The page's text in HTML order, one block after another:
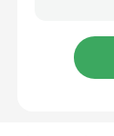
Sıkma